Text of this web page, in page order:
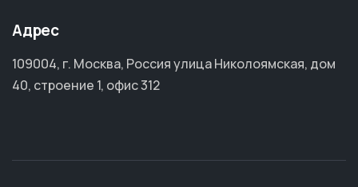
Адрес
109004, г. Москва, Россия улица Николоямская, дом
40, строение 1, офис 312